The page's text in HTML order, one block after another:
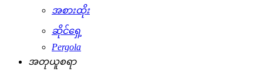
အစားထိုး
ဆိုင်ရှေ့
Pergola
အတုယူစရာ